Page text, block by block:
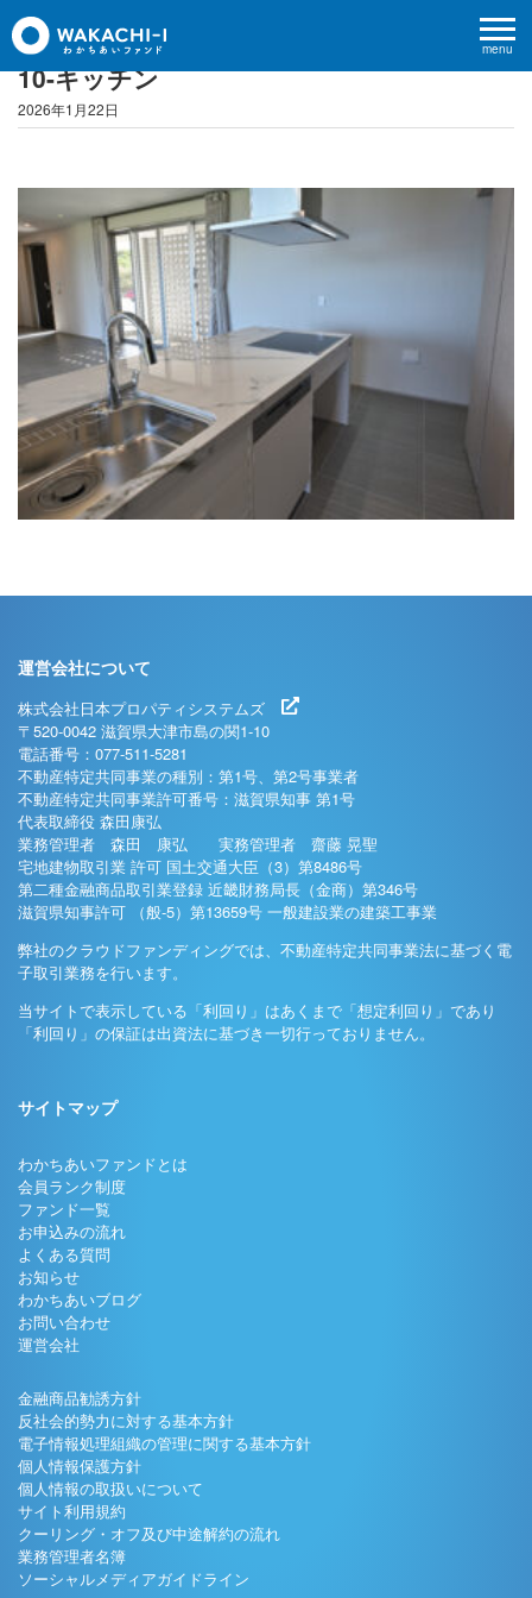
menu
10-キッチン
2026年1月22日
運営会社について
株式会社日本プロパティシステムズ
〒520-0042 滋賀県大津市島の関1-10
電話番号：077-511-5281
不動産特定共同事業の種別：第1号、第2号事業者
不動産特定共同事業許可番号：滋賀県知事 第1号
代表取締役 森田康弘
業務管理者 森田 康弘 実務管理者 齋藤 晃聖
宅地建物取引業 許可 国土交通大臣（3）第8486号
第二種金融商品取引業登録 近畿財務局長（金商）第346号
滋賀県知事許可 （般-5）第13659号 一般建設業の建築工事業
弊社のクラウドファンディングでは、不動産特定共同事業法に基づく電
子取引業務を行います。
当サイトで表示している「利回り」はあくまで「想定利回り」であり
「利回り」の保証は出資法に基づき一切行っておりません。
サイトマップ
わかちあいファンドとは
会員ランク制度
ファンド一覧
お申込みの流れ
よくある質問
お知らせ
わかちあいブログ
お問い合わせ
運営会社
金融商品勧誘方針
反社会的勢力に対する基本方針
電子情報処理組織の管理に関する基本方針
個人情報保護方針
個人情報の取扱いについて
サイト利用規約
クーリング・オフ及び中途解約の流れ
業務管理者名簿
ソーシャルメディアガイドライン